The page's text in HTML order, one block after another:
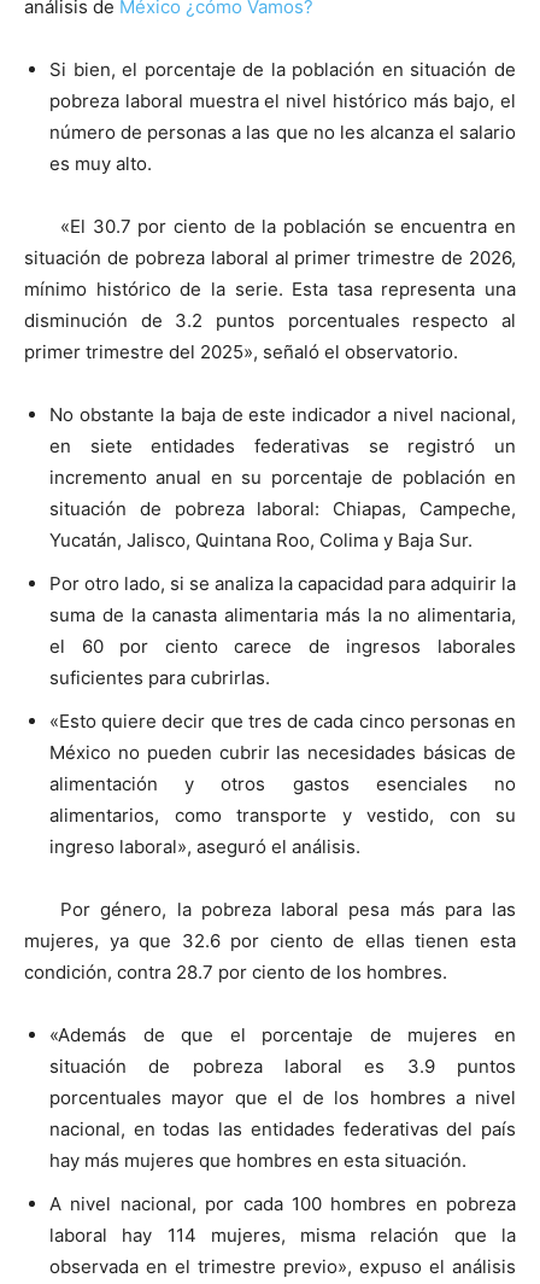
análisis de México ¿cómo Vamos?
Si bien, el porcentaje de la población en situación de
pobreza laboral muestra el nivel histórico más bajo, el
número de personas a las que no les alcanza el salario
es muy alto.
«El 30.7 por ciento de la población se encuentra en
situación de pobreza laboral al primer trimestre de 2026,
mínimo histórico de la serie. Esta tasa representa una
disminución de 3.2 puntos porcentuales respecto al
primer trimestre del 2025», señaló el observatorio.
No obstante la baja de este indicador a nivel nacional,
en siete entidades federativas se registró un
incremento anual en su porcentaje de población en
situación de pobreza laboral: Chiapas, Campeche,
Yucatán, Jalisco, Quintana Roo, Colima y Baja Sur.
Por otro lado, si se analiza la capacidad para adquirir la
suma de la canasta alimentaria más la no alimentaria,
el 60 por ciento carece de ingresos laborales
suficientes para cubrirlas.
«Esto quiere decir que tres de cada cinco personas en
México no pueden cubrir las necesidades básicas de
alimentación y otros gastos esenciales no
alimentarios, como transporte y vestido, con su
ingreso laboral», aseguró el análisis.
Por género, la pobreza laboral pesa más para las
mujeres, ya que 32.6 por ciento de ellas tienen esta
condición, contra 28.7 por ciento de los hombres.
«Además de que el porcentaje de mujeres en
situación de pobreza laboral es 3.9 puntos
porcentuales mayor que el de los hombres a nivel
nacional, en todas las entidades federativas del país
hay más mujeres que hombres en esta situación.
A nivel nacional, por cada 100 hombres en pobreza
laboral hay 114 mujeres, misma relación que la
observada en el trimestre previo», expuso el análisis